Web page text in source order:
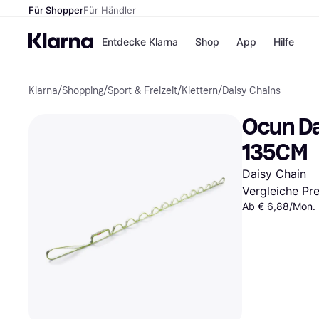
Für ShopperFür Händler
Entdecke Klarna
Zahlungsmethoden
Sofort bezahlen
Bezahle in 3
Teilzahlungen
Bezahle in bis zu 30
Tagen
Ratenzahlung
Shop
Shops
H&M
Temu
App Hilfe
Klarna/Shopping/Sport & Freizeit/Klettern/Daisy Chains
Ocun
135CM
Daisy Chain
Vergleiche
Ab € 6,88/Mon.